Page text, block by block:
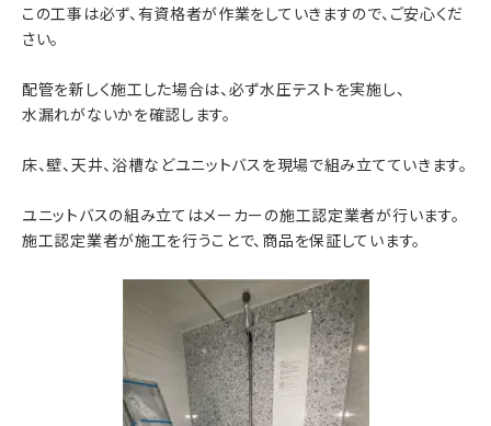
この工事は必ず、有資格者が作業をしていきますので、ご安心くだ
さい。
配管を新しく施工した場合は、必ず水圧テストを実施し、
水漏れがないかを確認します。
床、壁、天井、浴槽などユニットバスを現場で組み立てていきます。
ユニットバスの組み立てはメーカーの施工認定業者が行います。
施工認定業者が施工を行うことで、商品を保証しています。